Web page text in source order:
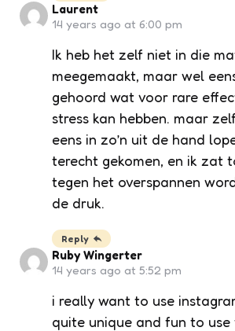
Laurent
14 years ago at 6:00 pm
Ik heb het zelf niet in die
meegemaakt, maar wel
gehoord wat voor rare
stress kan hebben. maar
eens in zo’n uit de hand
terecht gekomen, en ik zat
tegen het overspannen
de druk.
Reply
Ruby Wingerter
14 years ago at 5:52 pm
i really want to use
quite unique and fun to use